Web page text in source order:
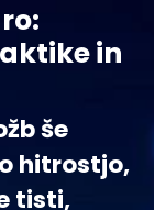
in
še
hitrostjo,
tisti,